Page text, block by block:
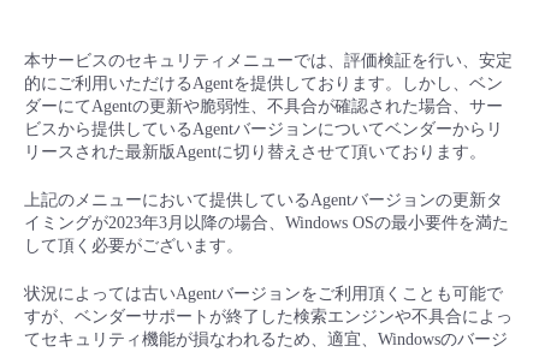
本サービスのセキュリティメニューでは、評価検証を行い、安定
的にご利用いただけるAgentを提供しております。しかし、ベン
ダーにてAgentの更新や脆弱性、不具合が確認された場合、サー
ビスから提供しているAgentバージョンについてベンダーからリ
リースされた最新版Agentに切り替えさせて頂いております。
上記のメニューにおいて提供しているAgentバージョンの更新タ
イミングが2023年3月以降の場合、Windows OSの最小要件を満た
して頂く必要がございます。
状況によっては古いAgentバージョンをご利用頂くことも可能で
すが、ベンダーサポートが終了した検索エンジンや不具合によっ
てセキュリティ機能が損なわれるため、適宜、Windowsのバージ